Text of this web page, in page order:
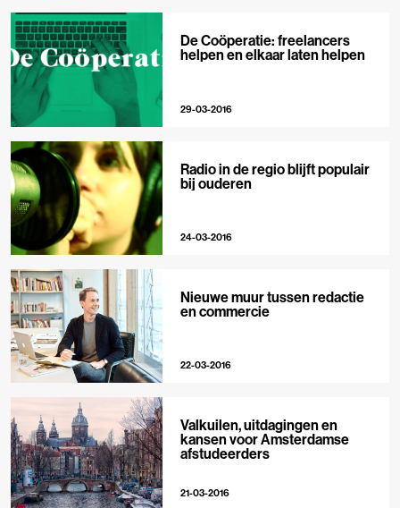
De Coöperatie: freelancers
helpen en elkaar laten helpen
29-03-2016
Radio in de regio blijft populair
bij ouderen
24-03-2016
Nieuwe muur tussen redactie
en commercie
22-03-2016
Valkuilen, uitdagingen en
kansen voor Amsterdamse
afstudeerders
21-03-2016